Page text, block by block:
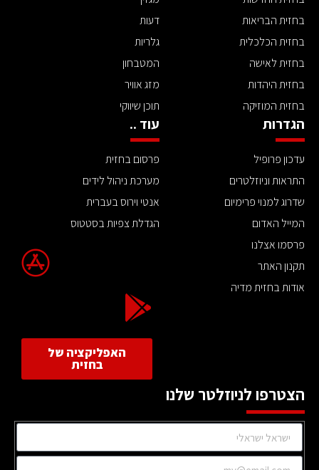
בחזית הבריאות
בחזית הכלכלית
בחזית לאישה
בחזית היהדות
בחזית המוזיקה
דעות
גלריות
המטבחון
מזג אוויר
תוכן שיווקי
הגדרות
עדכון פרופיל
התראות וניוזלטרים
שדרוג למנוי פרימיום
המייל האדום
פרסמו אצלנו
תקנון האתר
אודות בחזית מדיה
עוד ..
פרסום בחזית
מערכת ניהול לידים
אנטי וירוס בעברית
הגדלת צפיות בסטטוס
האפליקציה של
בחזית
הצטרפו לניוזלטר שלנו